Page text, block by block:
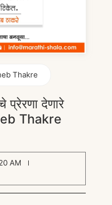
Thakre
प्रेरणा देणारे
Thakre
AM